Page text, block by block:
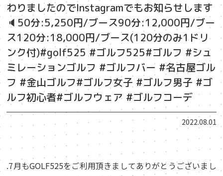
わりましたのでInstagramでもお知らせします
🔈50分:5,250円/ブース90分:12,000円/ブー
ス120分:18,000円/ブース(120分のみ1ドリ
ンク付)#golf525 #ゴルフ525#ゴルフ #シュ
ミレーションゴルフ #ゴルフバー #名古屋ゴル
フ #金山ゴルフ#ゴルフ女子 #ゴルフ男子 #ゴ
ルフ初心者#ゴルフウェア #ゴルフコーデ
2022.08.01
.7月もGOLF525をご利用頂きましてありがとうございまし